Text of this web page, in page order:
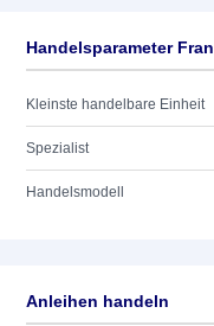
Handelsparameter
Kleinste handelbare Einheit
Spezialist
Handelsmodell
Anleihen handeln